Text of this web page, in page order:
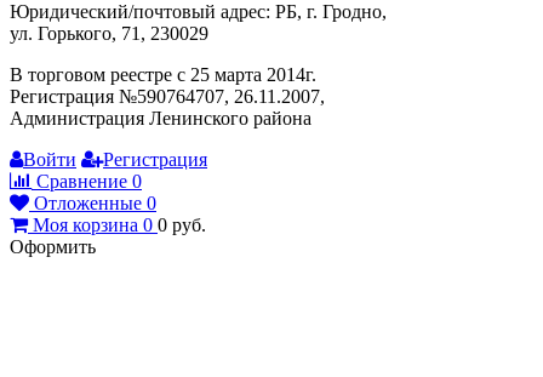
Юридический/почтовый адрес: РБ, г. Гродно,
ул. Горького, 71, 230029
В торговом реестре с 25 марта 2014г.
Регистрация №590764707, 26.11.2007,
Администрация Ленинского района
Войти
Регистрация
Сравнение 0
Отложенные 0
Моя корзина 0 0 руб.
Оформить